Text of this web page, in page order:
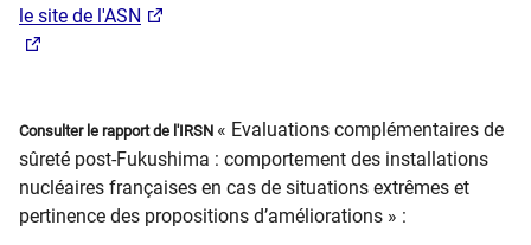
le site de l'ASN
Consulter le rapport de l'IRSN « Evaluations complémentaires de
sûreté post-Fukushima : comportement des installations
nucléaires françaises en cas de situations extrêmes et
pertinence des proposition​s d’améliorations » :